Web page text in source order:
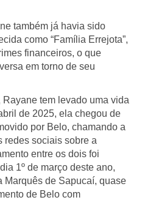
também já havia sido
como “Família Errejota”,
financeiros, o que
em torno de seu
tem levado uma vida
de 2025, ela chegou de
por Belo, chamando a
redes sociais sobre a
entre os dois foi
1º de março deste ano,
Marquês de Sapucaí, quase
de Belo com